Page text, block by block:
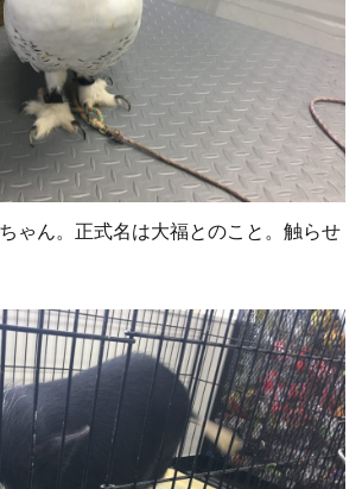
ゃん。正式名は大福とのこと。触らせ